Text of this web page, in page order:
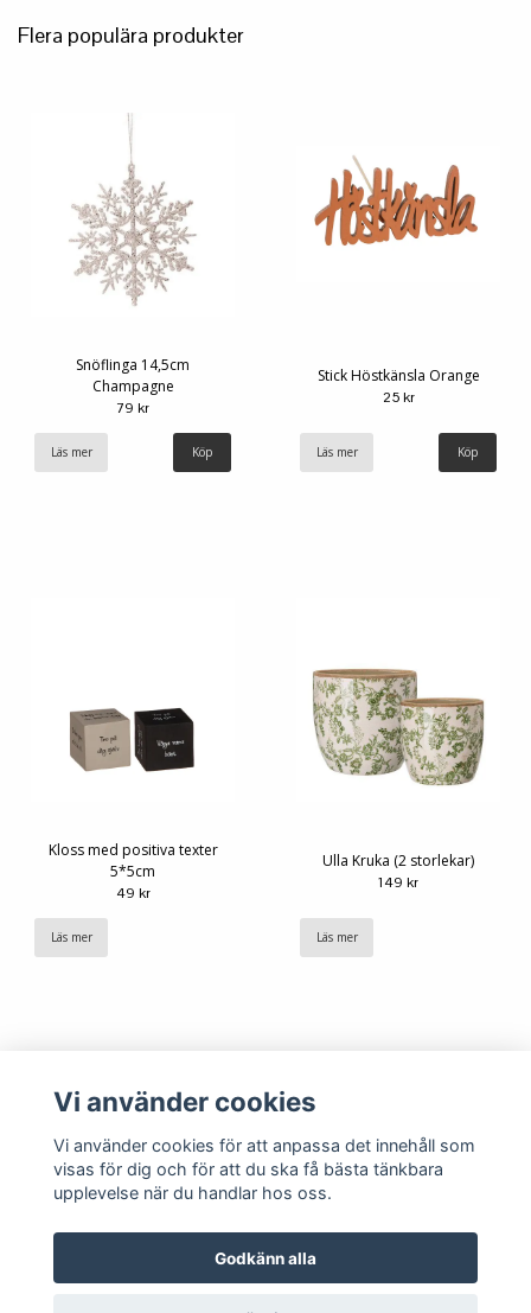
Flera populära produkter
Snöflinga 14,5cm
Champagne
79 kr
Läs mer
Stick Höstkänsla Orange
25 kr
Läs mer
Kloss med positiva texter
5*5cm
49 kr
Läs mer
Ulla Kruka (2 storlekar)
149 kr
Läs mer
Vi använder cookies
Vi använder cookies för att anpassa det innehåll som
visas för dig och för att du ska få bästa tänkbara
upplevelse när du handlar hos oss.
Godkänn alla